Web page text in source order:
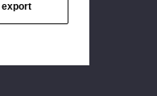
export